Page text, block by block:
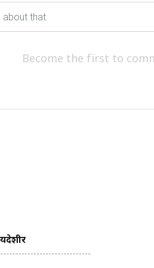
Become the first to